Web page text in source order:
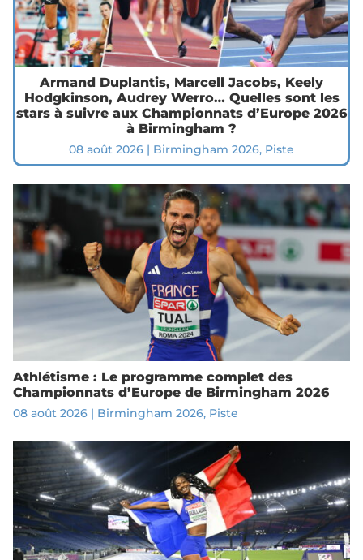
Armand Duplantis, Marcell Jacobs, Keely
Hodgkinson, Audrey Werro… Quelles sont les
stars à suivre aux Championnats d’Europe 2026
à Birmingham ?
08 août 2026 | Birmingham 2026, Piste
Athlétisme : Le programme complet des
Championnats d’Europe de Birmingham 2026
08 août 2026| Birmingham 2026, Piste